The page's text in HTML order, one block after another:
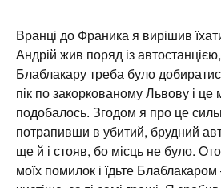
потрапивши в убитий, брудний
ще й і стояв, бо місць не було.
моїх помилок і їдьте
чистіше, за ті самі гроші. Я
добиранні і від Франика в
Коломию, завершуючи свою
Блаблакаром і був дуже